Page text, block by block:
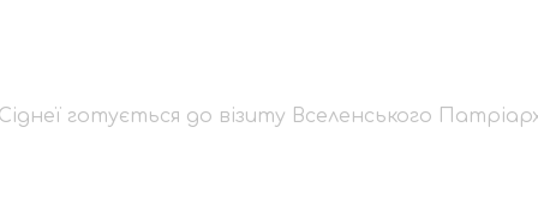
Варфоломія
готується до візиту Вселенського